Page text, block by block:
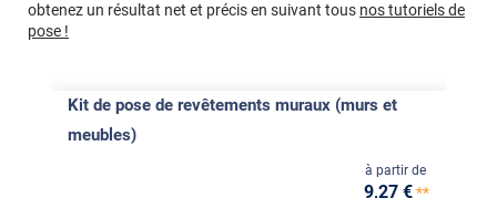
obtenez un résultat net et précis en suivant tous nos tutoriels de
pose !
Kit de pose de revêtements muraux (murs et
meubles)
à partir de
9,27 €**